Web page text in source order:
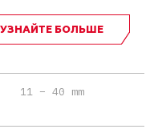
УЗНАЙТЕ БОЛЬШЕ
11 – 40 mm